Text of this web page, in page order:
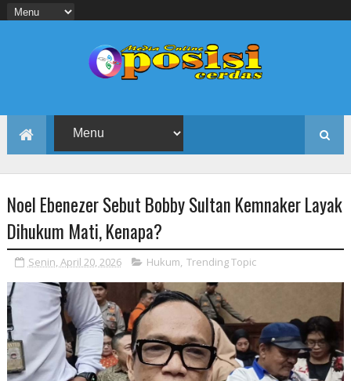
Noel Ebenezer Sebut Bobby Sultan Kemnaker Layak
Dihukum Mati, Kenapa?
Senin, April 20, 2026 Hukum, Trending Topic